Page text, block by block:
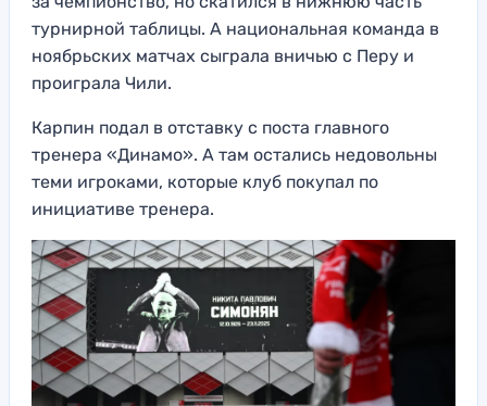
турнирной таблицы. А национальная команда в
ноябрьских матчах сыграла вничью с Перу и
проиграла Чили.
Карпин подал в отставку с поста главного
тренера «Динамо». А там остались недовольны
теми игроками, которые клуб покупал по
инициативе тренера.